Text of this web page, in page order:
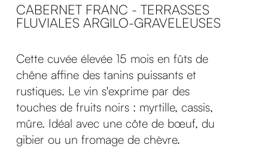
CABERNET FRANC - TERRASSES
FLUVIALES ARGILO-GRAVELEUSES
Cette cuvée élevée 15 mois en fûts de
chêne affine des tanins puissants et
rustiques. Le vin s'exprime par des
touches de fruits noirs : myrtille, cassis,
mûre. Idéal avec une côte de bœuf, du
gibier ou un fromage de chèvre.